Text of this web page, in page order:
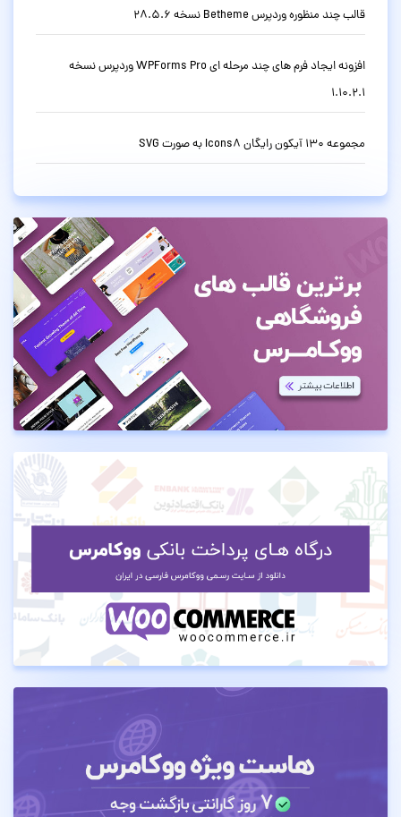
قالب چند منظوره وردپرس Betheme نسخه 28.5.6
افزونه ایجاد فرم های چند مرحله ای WPForms Pro وردپرس نسخه
1.10.2.1
مجموعه 130 آیکون رایگان Icons8 به صورت SVG